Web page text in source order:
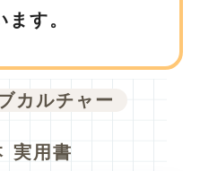
す。
カルチャー
実用書